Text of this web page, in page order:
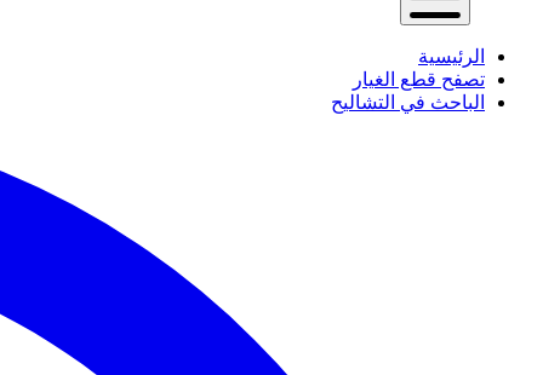
الرئيسية
تصفح قطع الغيار
الباحث في التشاليح